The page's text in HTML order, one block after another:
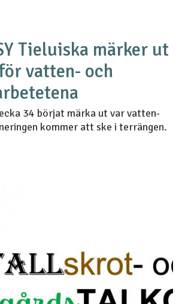
Tieluiska märker ut
vatten- och
34 börjat märka ut var vatten-
kommer att ske i terrängen.